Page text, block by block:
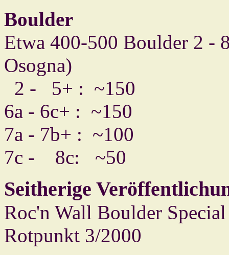
Boulder
Etwa 400-500 Boulder 2 -
Osogna)
2 - 5+ : ~150
6a - 6c+ : ~150
7a - 7b+ : ~100
7c - 8c: ~50
Seitherige
Roc'n Wall Boulder
Rotpunkt 3/2000